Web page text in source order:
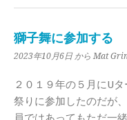
獅子舞に参加する
2023年10月6日 から Mat
２０１９年の５月にU
祭りに参加したのだが